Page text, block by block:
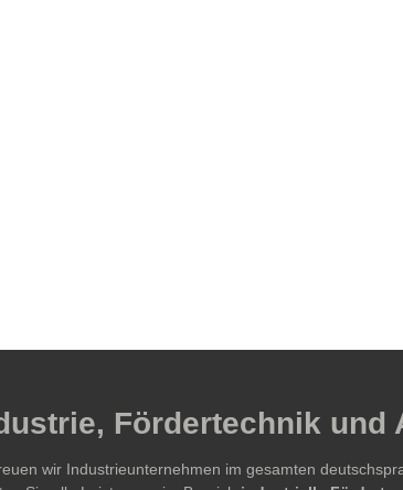
Fördertechnik und
wir Industrieunternehmen im gesamten